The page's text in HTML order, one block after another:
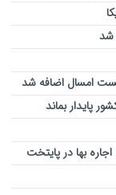
پایدار بماند